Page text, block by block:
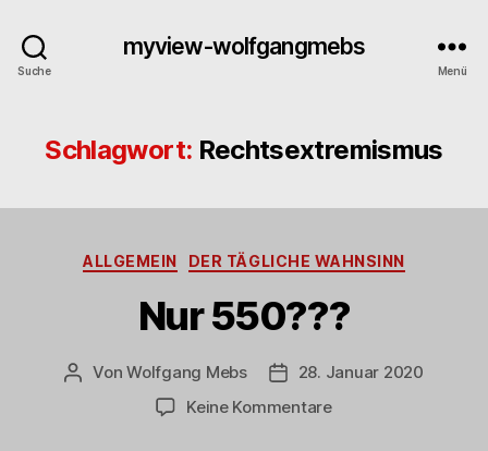
Suche
myview-wolfgangmebs
Menü
Schlagwort: Rechtsextremismus
Kategorien
ALLGEMEIN DER TÄGLICHE WAHNSINN
Nur 550???
Beitragsautor
VonWolfgang Mebs Beitragsdatum
28. Januar 2020
Keine Kommentarezu